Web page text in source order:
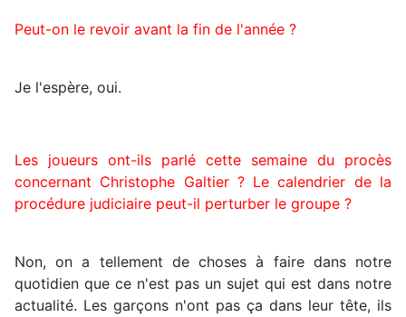
Peut-on le revoir avant la fin de l'année ?
Je l'espère, oui.
Les joueurs ont-ils parlé cette semaine du procès
concernant Christophe Galtier ? Le calendrier de la
procédure judiciaire peut-il perturber le groupe ?
Non, on a tellement de choses à faire dans notre
quotidien que ce n'est pas un sujet qui est dans notre
actualité. Les garçons n'ont pas ça dans leur tête, ils